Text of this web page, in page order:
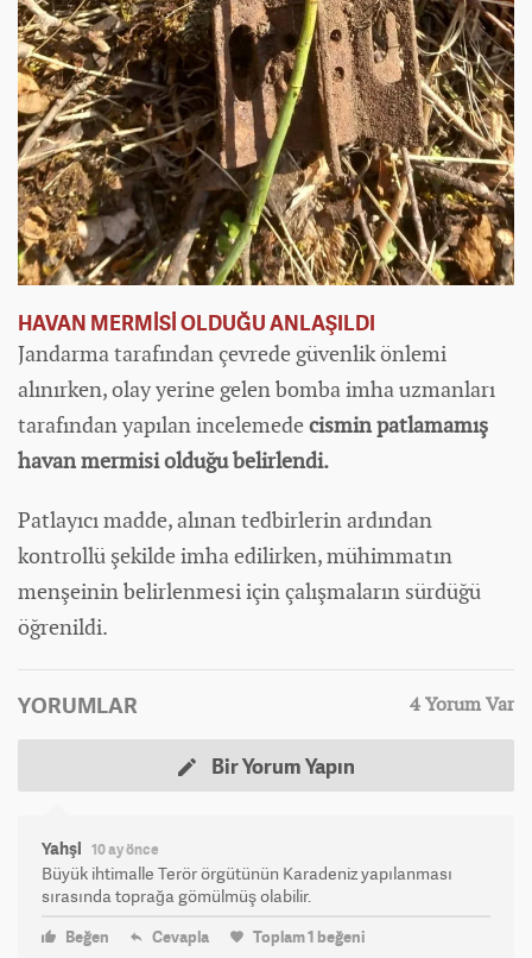
HAVAN MERMİSİ OLDUĞU ANLAŞILDI
Jandarma tarafından çevrede güvenlik önlemi
alınırken, olay yerine gelen bomba imha uzmanları
tarafından yapılan incelemedecismin patlamamış
havan mermisi olduğu belirlendi.
Patlayıcı madde, alınan tedbirlerin ardından
kontrollü şekilde imha edilirken, mühimmatın
menşeinin belirlenmesi için çalışmaların sürdüğü
öğrenildi.
YORUMLAR 4 Yorum Var
Bir Yorum Yapın
Yahşi 10 ay önce
Büyük ihtimalle Terör örgütünün Karadeniz yapılanması
sırasında toprağa gömülmüş olabilir.
Beğen Cevapla Toplam1 beğeni